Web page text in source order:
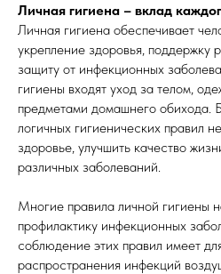
Личная гигиена – вклад
Личная гигиена обеспечивает
укрепление здоровья, поддержку
защиту от инфекционных
гигиены входят уход за телом,
предметами домашнего обихода.
логичных гигиенических правил
здоровье, улучшить качество
различных заболеваний.
Многие правила личной гигиены
профилактику инфекционных
соблюдение этих правил имеет
распространения инфекций